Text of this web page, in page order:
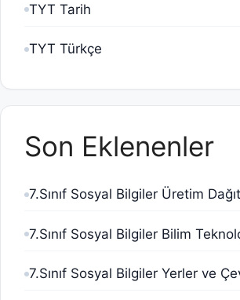
TYT Tarih
TYT Türkçe
Son Eklenenler